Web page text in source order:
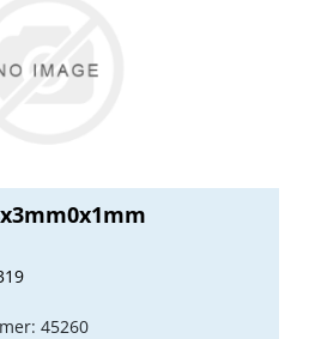
45260